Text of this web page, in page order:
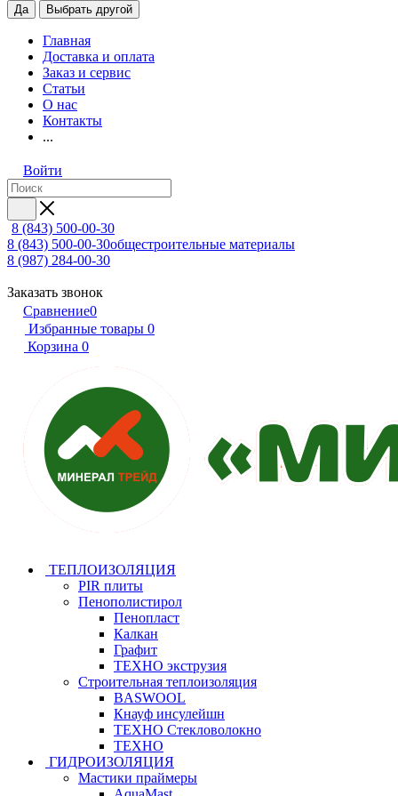
Да Выбрать другой
Главная
Доставка и оплата
Заказ и сервис
Статьи
О нас
Контакты
...
Войти
8 (843) 500-00-30
8 (843) 500-00-30общестроительные материалы
8 (987) 284-00-30
Заказать звонок
Сравнение0
Избранные товары 0
Корзина 0
ТЕПЛОИЗОЛЯЦИЯ
PIR плиты
Пенополистирол
Пенопласт
Калкан
Графит
ТЕХНО экструзия
Строительная теплоизоляция
BASWOOL
Кнауф инсулейшн
ТЕХНО Стекловолокно
ТЕХНО
ГИДРОИЗОЛЯЦИЯ
Мастики праймеры